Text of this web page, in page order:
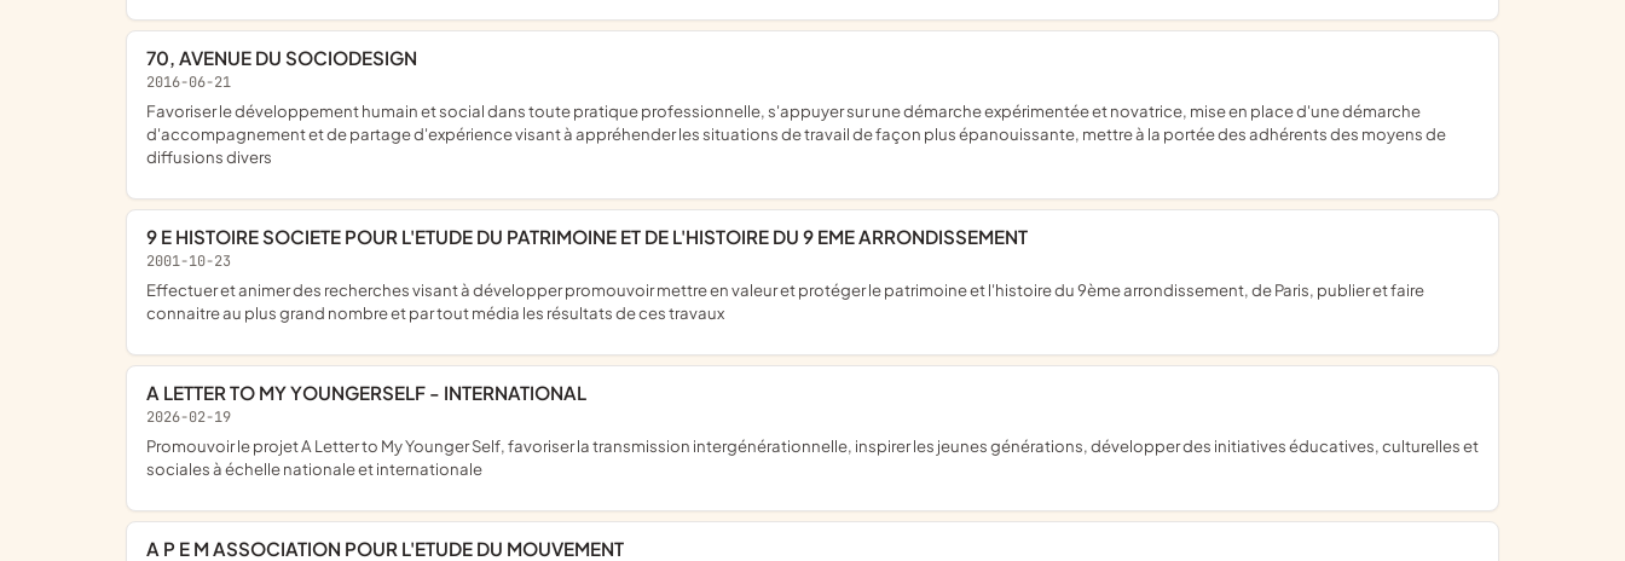
70, AVENUE DU SOCIODESIGN
2016-06-21
favoriser le développement humain et social dans toute pratique professionnelle, s'appuyer sur une démarche expérimentée et novatrice, mise en place d'une démarche
d'accompagnement et de partage d'expérience visant à appréhender les situations de travail de façon plus épanouissante, mettre à la portée des adhérents des moyens de
diffusions divers
9 E HISTOIRE SOCIETE POUR L'ETUDE DU PATRIMOINE ET DE L'HISTOIRE DU 9 EME ARRONDISSEMENT
2001-10-23
effectuer et animer des recherches visant à développer promouvoir mettre en valeur et protéger le patrimoine et l'histoire du 9ème arrondissement, de Paris, publier et faire
connaitre au plus grand nombre et par tout média les résultats de ces travaux
A LETTER TO MY YOUNGERSELF - INTERNATIONAL
2026-02-19
promouvoir le projet A Letter to My Younger Self, favoriser la transmission intergénérationnelle, inspirer les jeunes générations, développer des initiatives éducatives, culturelles et
sociales à échelle nationale et internationale
A P E M ASSOCIATION POUR L'ETUDE DU MOUVEMENT